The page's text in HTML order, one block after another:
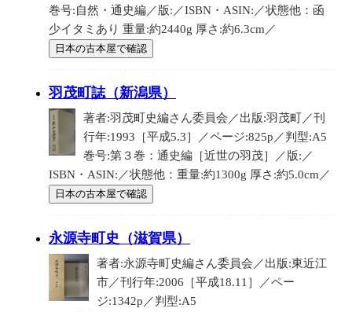
巻号:自然・通史編／版:／ISBN・ASIN:／状態他：函
少イタミあり 重量:約2440g 厚さ:約6.3cm／
日本の古本屋で確認
羽茂町誌（新潟県）
著者:羽茂町史編さん委員会／出版:羽茂町／刊
行年:1993［平成5.3］／ページ:825p／判型:A5
巻号:第３巻：通史編［近世の羽茂］／版:／
ISBN・ASIN:／状態他：重量:約1300g 厚さ:約5.0cm／
日本の古本屋で確認
永源寺町史（滋賀県）
著者:永源寺町史編さん委員会／出版:東近江
市／刊行年:2006［平成18.11］／ペー
ジ:1342p／判型:A5